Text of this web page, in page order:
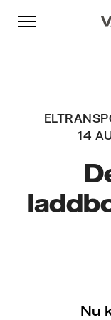
Skip to content
Gå till
Gå till sidfoten
14
Nu
Gå till